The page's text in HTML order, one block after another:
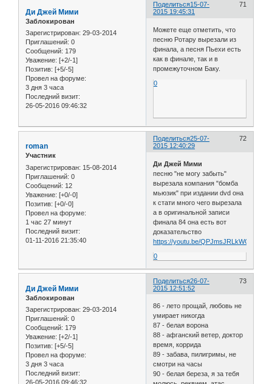
Поделиться 71
15-07-
2015 19:45:31
Ди Джей Мими
Заблокирован
Зарегистрирован: 29-03-2014
Приглашений: 0
Сообщений: 179
Уважение: [+2/-1]
Позитив: [+5/-5]
Провел на форуме:
3 дня 3 часа
Последний визит:
26-05-2016 09:46:32
Можете еще отметить, что
песню Ротару вырезали из
финала, а песня Пьехи есть
как в финале, так и в
промежуточном Баку.
0
Поделиться 72
25-07-
2015 12:40:29
roman
Участник
Зарегистрирован: 15-08-2014
Приглашений: 0
Сообщений: 12
Уважение: [+0/-0]
Позитив: [+0/-0]
Провел на форуме:
1 час 27 минут
Последний визит:
01-11-2016 21:35:40
Ди Джей Мими
песню "не могу забыть"
вырезала компания "бомба
мьюзик" при издании dvd она
к стати много чего вырезала
а в оригинальной записи
финала 84 она есть вот
доказательство
https://youtu.be/QPJmsJRLkWQ
0
Поделиться 73
26-07-
2015 12:51:52
Ди Джей Мими
Заблокирован
Зарегистрирован: 29-03-2014
Приглашений: 0
Сообщений: 179
Уважение: [+2/-1]
Позитив: [+5/-5]
Провел на форуме:
3 дня 3 часа
Последний визит:
26-05-2016 09:46:32
86 - лето прощай, любовь не
умирает никогда
87 - белая ворона
88 - афганский ветер, доктор
время, коррида
89 - забава, пилигримы, не
смотри на часы
90 - белая береза, я за тебя